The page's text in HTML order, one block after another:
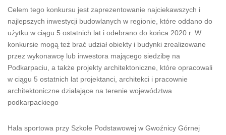
Celem tego konkursu jest zaprezentowanie najciekawszych i
najlepszych inwestycji budowlanych w regionie, które oddano do
użytku w ciągu 5 ostatnich lat i odebrano do końca 2020 r. W
konkursie mogą też brać udział obiekty i budynki zrealizowane
przez wykonawcę lub inwestora mającego siedzibę na
Podkarpaciu, a także projekty architektoniczne, które opracowali
w ciągu 5 ostatnich lat projektanci, architekci i pracownie
architektoniczne działające na terenie województwa
podkarpackiego
Hala sportowa przy Szkole Podstawowej w Gwoźnicy Górnej